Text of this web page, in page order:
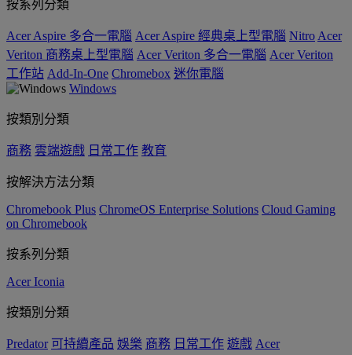
按系列分類
Acer Aspire 多合一電腦 Acer Aspire 經典桌上型電腦 Nitro Acer
Veriton 商務桌上型電腦 Acer Veriton 多合一電腦 Acer Veriton
工作站 Add-In-One Chromebox 迷你電腦
Windows
按類別分類
商務 雲端遊戲 日常工作 教育
按解決方法分類
Chromebook Plus ChromeOS Enterprise Solutions Cloud Gaming
on Chromebook
按系列分類
Acer Iconia
按類別分類
Predator 可持續產品 娛樂 商務 日常工作 遊戲 Acer